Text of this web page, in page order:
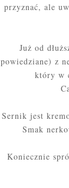
przyznać, ale
Już od
powiedziane) z
który w
Sernik jest
Smak
Koniecznie